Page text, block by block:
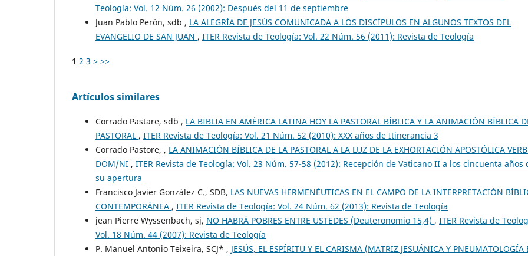
Teología: Vol. 12 Núm. 26 (2002): Después del 11 de septiembre
Juan Pablo Perón, sdb , LA ALEGRÍA DE JESÚS COMUNICADA A LOS DISCÍPULOS EN ALGUNOS TEXTOS DEL
EVANGELIO DE SAN JUAN , ITER Revista de Teología: Vol. 22 Núm. 56 (2011): Revista de Teología
1 2 3 > >>
Artículos similares
Corrado Pastare, sdb , LA BIBLIA EN AMÉRICA LATINA HOY LA PASTORAL BÍBLICA Y LA ANIMACIÓN BÍBLICA
PASTORAL , ITER Revista de Teología: Vol. 21 Núm. 52 (2010): XXX años de Itinerancia 3
Corrado Pastore, , LA ANIMACIÓN BÍBLICA DE LA PASTORAL A LA LUZ DE LA EXHORTACIÓN APOSTÓLICA
DOM/NI , ITER Revista de Teología: Vol. 23 Núm. 57-58 (2012): Recepción de Vaticano II a los cincuenta años
su apertura
Francisco Javier González C., SDB, LAS NUEVAS HERMENÉUTICAS EN EL CAMPO DE LA INTERPRETACIÓN
CONTEMPORÁNEA , ITER Revista de Teología: Vol. 24 Núm. 62 (2013): Revista de Teología
jean Pierre Wyssenbach, sj, NO HABRÁ POBRES ENTRE USTEDES (Deuteronomio 15,4) , ITER Revista de
Vol. 18 Núm. 44 (2007): Revista de Teología
P. Manuel Antonio Teixeira, SCJ* , JESÚS, EL ESPÍRITU Y EL CARISMA (MATRIZ JESUÁNICA Y PNEUMATOLOGÍA